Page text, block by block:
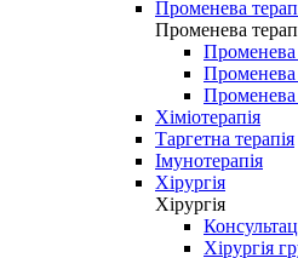
Променева
Променева
Променева
Променева
Променева
Хіміотерапія
Таргетна терапія
Імунотерапія
Хірургія
Хірургія
Хірургія